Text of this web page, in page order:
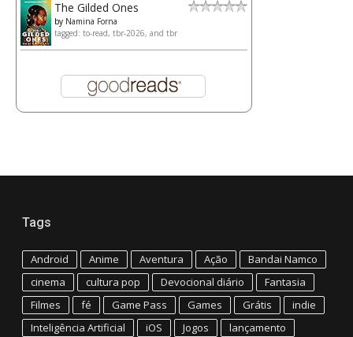
The Gilded Ones
by Namina Forna
tagged: to-read, tbr-2026, and tbr
Tags
Android Anime Aventura Ação
Bandai Namco
cinema
cultura pop Devocional diário
Fantasia
Filmes
fé Game Pass Games Grátis
indie
Inteligência Artificial
iOS Jogos
lançamento